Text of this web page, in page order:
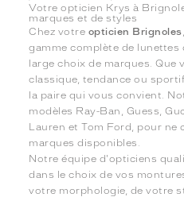
Votre opticien Krys à
marques et de styles
Chez votre opticien Brignoles
gamme complète de lunettes
large choix de marques. Que
classique, tendance ou
la paire qui vous convient.
modèles Ray-Ban, Guess,
Lauren et Tom Ford, pour ne
marques disponibles.
Notre équipe d'opticiens
dans le choix de vos
votre morphologie, de votre